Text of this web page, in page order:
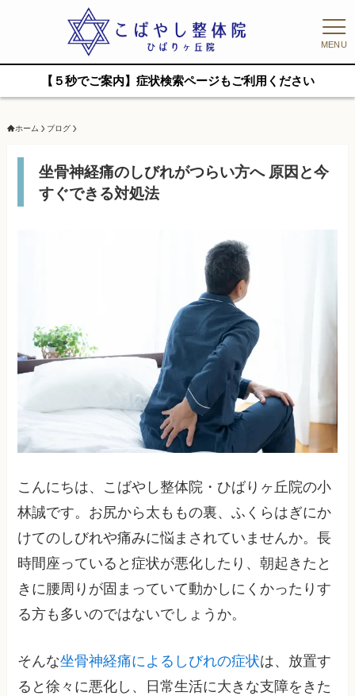
MENU
【５秒でご案内】症状検索ページもご利用ください
ホーム ブログ
坐骨神経痛のしびれがつらい方へ 原因と今
すぐできる対処法
こんにちは、こばやし整体院・ひばりヶ丘院の小
林誠です。お尻から太ももの裏、ふくらはぎにか
けてのしびれや痛みに悩まされていませんか。長
時間座っていると症状が悪化したり、朝起きたと
きに腰周りが固まっていて動かしにくかったりす
る方も多いのではないでしょうか。
そんな坐骨神経痛によるしびれの症状は、放置す
ると徐々に悪化し、日常生活に大きな支障をきた